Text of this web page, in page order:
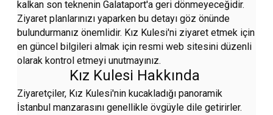
kalkan son teknenin Galataport'a geri dönmeyeceğidir.
Ziyaret planlarınızı yaparken bu detayı göz önünde
bulundurmanız önemlidir. Kız Kulesi'ni ziyaret etmek için
en güncel bilgileri almak için resmi web sitesini düzenli
olarak kontrol etmeyi unutmayınız.
Kız Kulesi Hakkında
Ziyaretçiler, Kız Kulesi'nin kucakladığı panoramik
İstanbul manzarasını genellikle övgüyle dile getirirler.